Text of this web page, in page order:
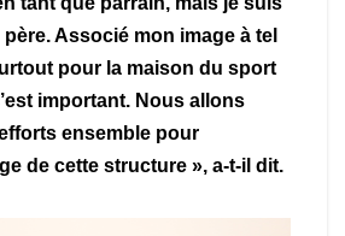
père. Associé mon image à tel
pour la maison du sport
important. Nous allons
ensemble pour
de cette structure », a-t-il dit.